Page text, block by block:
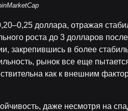
доллара, отражая
роста до 3 долларов после
закрепившись в более
рынок все еще
как к внешним
даже несмотря на